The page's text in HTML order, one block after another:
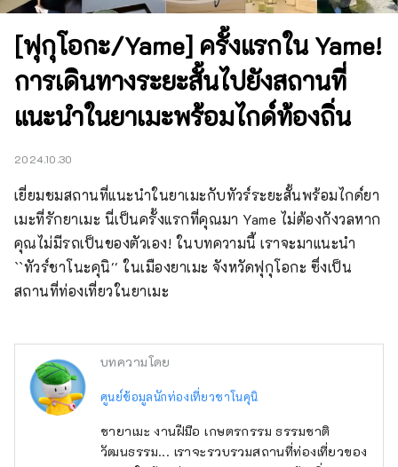
[ฟุกุโอกะ/Yame] ครั้งแรกใน Yame!
การเดินทางระยะสั้นไปยังสถานที่
แนะนำในยาเมะพร้อมไกด์ท้องถิ่น
2024.10.30
เยี่ยมชมสถานที่แนะนำในยาเมะกับทัวร์ระยะสั้นพร้อมไกด์ยา
เมะที่รักยาเมะ นี่เป็นครั้งแรกที่คุณมา Yame ไม่ต้องกังวลหาก
คุณไม่มีรถเป็นของตัวเอง! ในบทความนี้ เราจะมาแนะนำ
``ทัวร์ชาโนะคุนิ'' ในเมืองยาเมะ จังหวัดฟุกุโอกะ ซึ่งเป็น
สถานที่ท่องเที่ยวในยาเมะ
บทความโดย
ศูนย์ข้อมูลนักท่องเที่ยวชาโนคุนิ
ชายาเมะ งานฝีมือ เกษตรกรรม ธรรมชาติ
วัฒนธรรม... เราจะรวบรวมสถานที่ท่องเที่ยวของ